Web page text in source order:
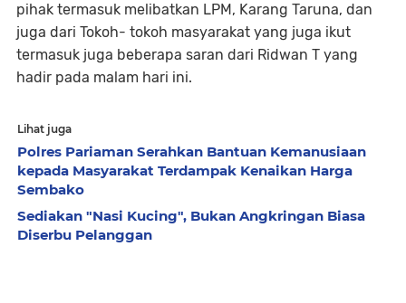
pihak termasuk melibatkan LPM, Karang Taruna, dan
juga dari Tokoh- tokoh masyarakat yang juga ikut
termasuk juga beberapa saran dari Ridwan T yang
hadir pada malam hari ini.
Lihat juga
Polres Pariaman Serahkan Bantuan Kemanusiaan
kepada Masyarakat Terdampak Kenaikan Harga
Sembako
Sediakan "Nasi Kucing", Bukan Angkringan Biasa
Diserbu Pelanggan